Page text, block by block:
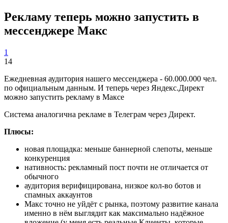
Рекламу теперь можно запустить в
мессенджере Макс
1
14
Ежедневная аудитория нашего мессенджера - 60.000.000 чел.
по официальным данным. И теперь через Яндекс.Директ
можно запустить рекламу в Максе
Система аналогична рекламе в Телеграм через Директ.
Плюсы:
новая площадка: меньше баннерной слепоты, меньше
конкуренция
нативность: рекламный пост почти не отличается от
обычного
аудитория верифицирована, низкое кол-во ботов и
спамных аккаунтов
Макс точно не уйдёт с рынка, поэтому развитие канала
именно в нём выглядит как максимально надёжное